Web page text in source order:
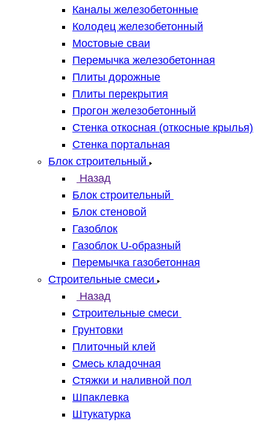
Каналы железобетонные
Колодец железобетонный
Мостовые сваи
Перемычка железобетонная
Плиты дорожные
Плиты перекрытия
Прогон железобетонный
Стенка откосная (откосные крылья)
Стенка портальная
Блок строительный
Назад
Блок строительный
Блок стеновой
Газоблок
Газоблок U-образный
Перемычка газобетонная
Строительные смеси
Назад
Строительные смеси
Грунтовки
Плиточный клей
Смесь кладочная
Стяжки и наливной пол
Шпаклевка
Штукатурка